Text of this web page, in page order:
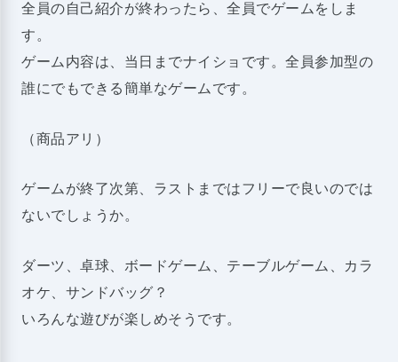
全員の自己紹介が終わったら、全員でゲームをしま
す。
ゲーム内容は、当日までナイショです。全員参加型の
誰にでもできる簡単なゲームです。
（商品アリ）
ゲームが終了次第、ラストまではフリーで良いのでは
ないでしょうか。
ダーツ、卓球、ボードゲーム、テーブルゲーム、カラ
オケ、サンドバッグ？
いろんな遊びが楽しめそうです。